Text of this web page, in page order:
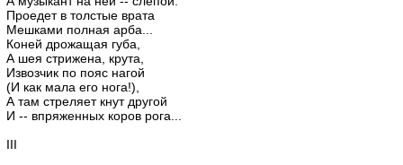
Проедет в толстые врата
Мешками полная арба...
Коней дрожащая губа,
А шея стрижена, крута,
Извозчик по пояс нагой
(И как мала его нога!),
А там стреляет кнут другой
И -- впряженных коров рога...
III